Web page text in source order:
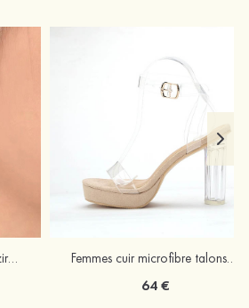
Élégant luxueux étincelant zircon boucles d'oreilles Femmes cuir microfibre talons à bout ouvert talon bottier fête et soirée bal occasion spéciale mariage chaussures
64 €